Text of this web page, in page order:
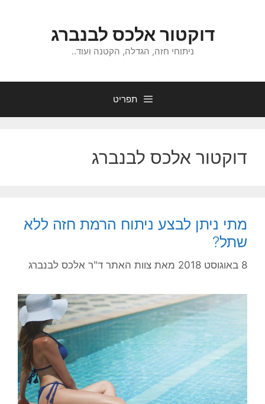
דוקטור אלכס לבנברג
ניתוחי חזה, הגדלה, הקטנה ועוד..
תפריט
דוקטור אלכס לבנברג
מתי ניתן לבצע ניתוח הרמת חזה ללא
שתל?
8 באוגוסט 2018 מאת צוות האתר ד"ר אלכס לבנברג